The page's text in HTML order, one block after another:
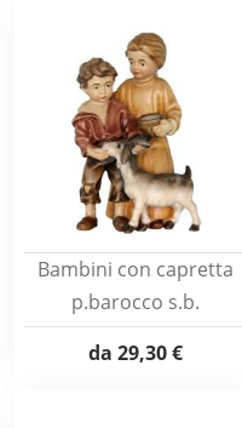
Bambini con capretta
p.barocco s.b.
da 29,30 €